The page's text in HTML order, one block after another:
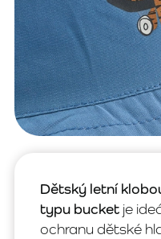
Dětský letní
typu bucket je
ochranu dětské